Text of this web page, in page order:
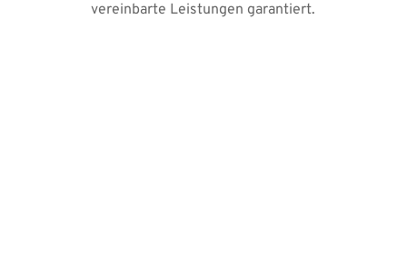
vereinbarte Leistungen garantiert.